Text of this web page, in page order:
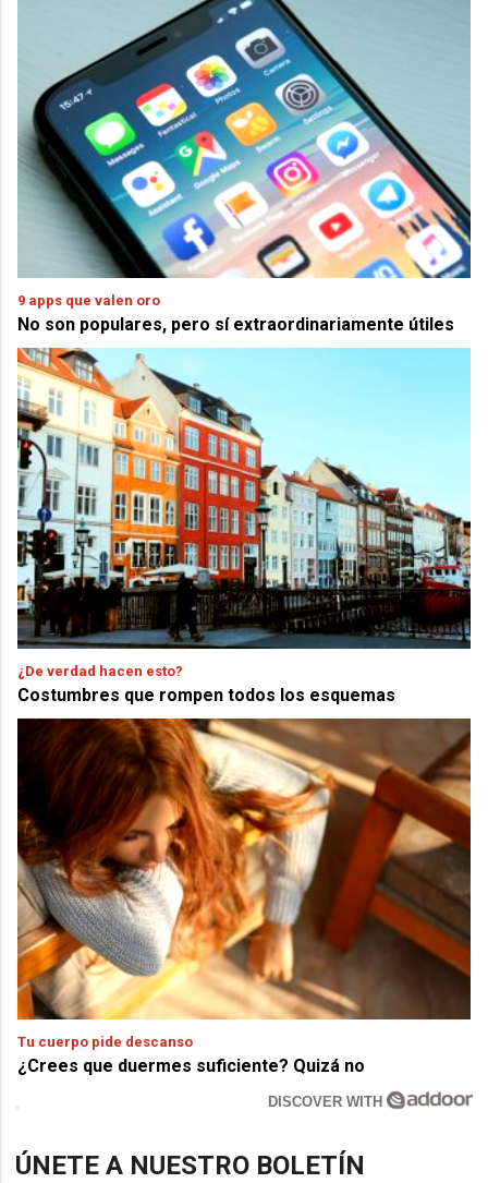
9 apps que valen oro
No son populares, pero sí extraordinariamente útiles
¿De verdad hacen esto?
Costumbres que rompen todos los esquemas
Tu cuerpo pide descanso
¿Crees que duermes suficiente? Quizá no
DISCOVER WITH
ÚNETE A NUESTRO BOLETÍN